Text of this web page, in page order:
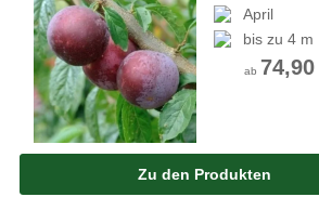
April
bis zu 4 m
ab
Zu den Produkten